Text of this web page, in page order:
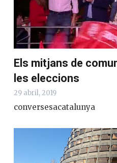
Els mitjans de
les eleccions
29 abril, 2019
conversesacatalunya